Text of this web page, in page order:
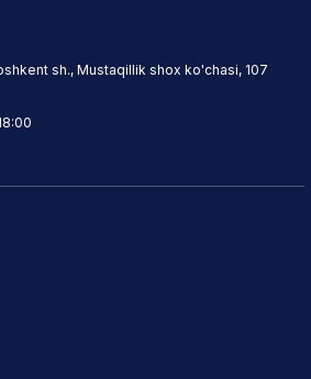
sh., Mustaqillik shox ko'chasi, 107